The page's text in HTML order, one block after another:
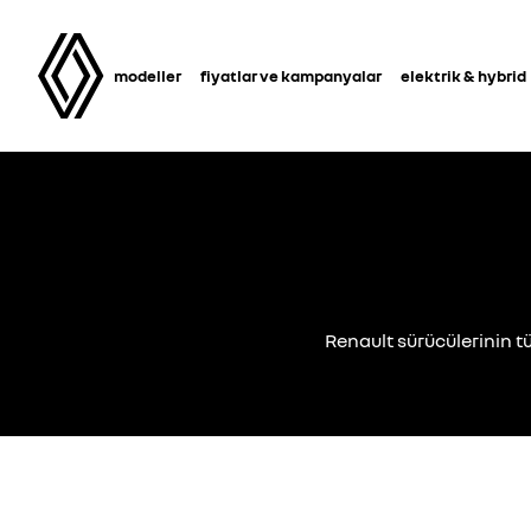
modeller fiyatlar ve kampanyalar elektrik & hybrid
Renault sürücülerinin